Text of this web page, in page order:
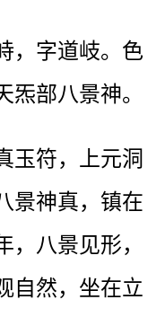
，字道岐。色
炁部八景神。
玉符，上元洞
景神真，镇在
，八景见形，
自然，坐在立